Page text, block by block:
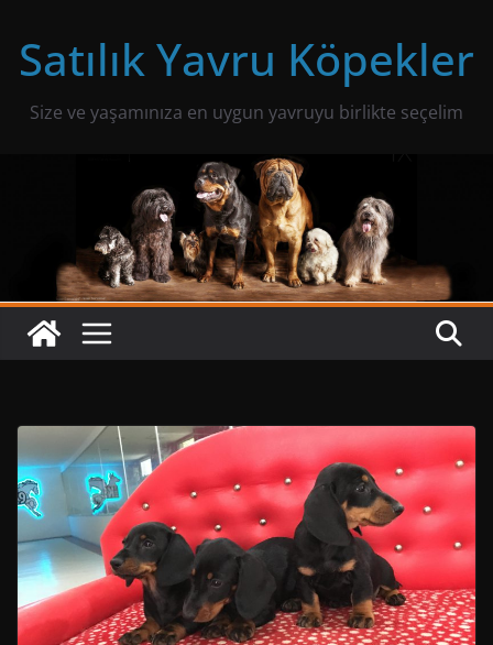
content
Satılık Yavru Köpekler
Size ve yaşamınıza en uygun yavruyu birlikte seçelim